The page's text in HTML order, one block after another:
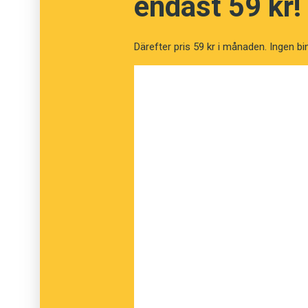
Därefter pris 59 kr i månaden. Ingen